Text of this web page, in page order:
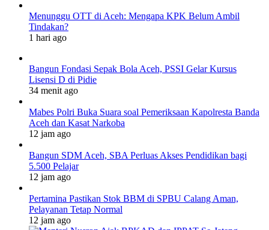
Menunggu OTT di Aceh: Mengapa KPK Belum Ambil
Tindakan?
1 hari ago
Bangun Fondasi Sepak Bola Aceh, PSSI Gelar Kursus
Lisensi D di Pidie
34 menit ago
Mabes Polri Buka Suara soal Pemeriksaan Kapolresta Banda
Aceh dan Kasat Narkoba
12 jam ago
Bangun SDM Aceh, SBA Perluas Akses Pendidikan bagi
5.500 Pelajar
12 jam ago
Pertamina Pastikan Stok BBM di SPBU Calang Aman,
Pelayanan Tetap Normal
12 jam ago